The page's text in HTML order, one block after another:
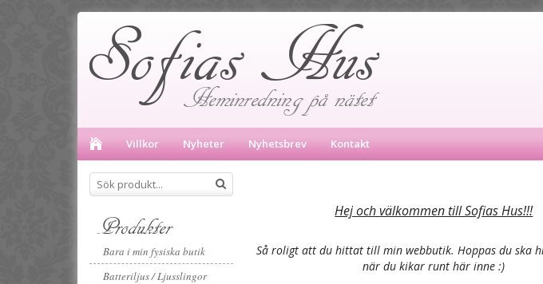
Villkor Nyheter Nyhetsbrev Kontakt
Produkter
Bara i min fysiska butik
Batteriljus / Ljusslingor
Hej och välkommen till Sofias Hus!!!
Så roligt att du hittat till min webbutik. Hoppas du ska
när du kikar runt här inne :)